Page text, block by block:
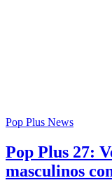
Pop Plus News
Pop Plus 27:
masculinos